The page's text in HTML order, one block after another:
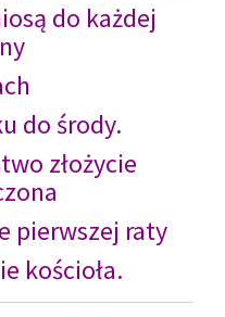
do każdej
do środy.
złożycie
pierwszej raty
kościoła.